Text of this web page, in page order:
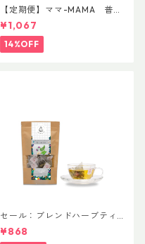
【定期便】ママ-MAMA 普通
サイズ
¥1,067
14%OFF
セール：ブレンドハーブティ
ー 潤-URUOI 普通サイズ
¥868